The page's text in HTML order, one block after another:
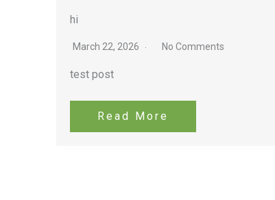
hi
March 22, 2026 No Comments
test post
Read More